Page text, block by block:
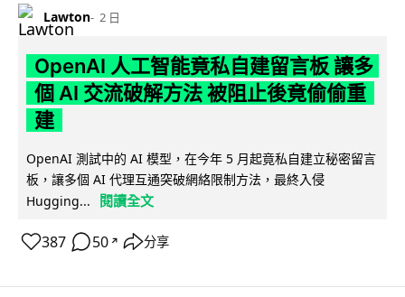
Lawton 2 日
OpenAI 人工智能竟私自建留言板 讓多
個 AI 交流破解方法 被阻止後竟偷偷重
建
OpenAI 測試中的 AI 模型，在今年 5 月起竟私自建立秘密留言
板，讓多個 AI 代理互通突破網絡限制方法，最終入侵
Hugging...
閱讀全文
387 50 ↗ 分享